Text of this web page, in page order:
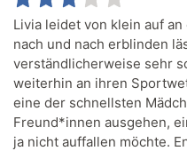
Livia leidet von klein auf
nach und nach erblinden
verständlicherweise sehr
weiterhin an ihren
eine der schnellsten
Freund*innen ausgehen,
ja nicht auffallen möchte.